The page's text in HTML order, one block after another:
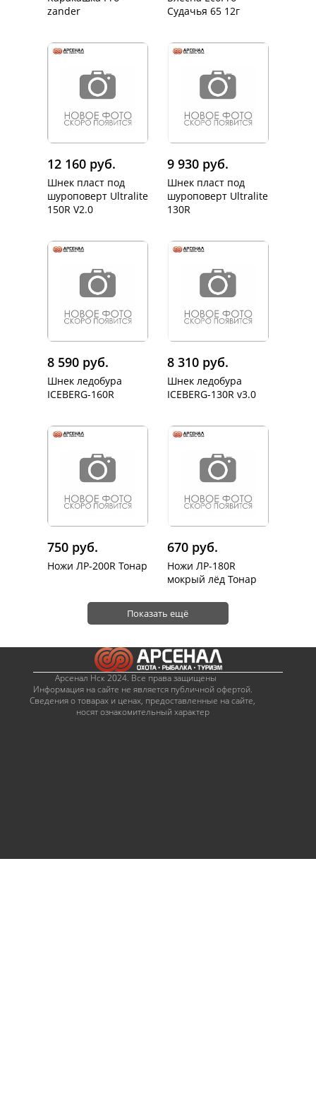
zander
Судачья 65 12г
12 160 руб.
Шнек пласт под
шуроповерт Ultralite
150R V2.0
9 930 руб.
Шнек пласт под
шуроповерт Ultralite
130R
8 590 руб.
Шнек ледобура
ICEBERG-160R
8 310 руб.
Шнек ледобура
ICEBERG-130R v3.0
750 руб.
Ножи ЛР-200R Тонар
670 руб.
Ножи ЛР-180R
мокрый лёд Тонар
Показать ещё
Арсенал Нск 2024. Все права защищены
Информация на сайте не является публичной офертой.
Сведения о товарах и ценах, предоставленные на сайте,
носят ознакомительный характер